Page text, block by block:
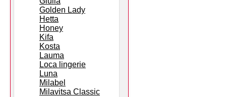
Golden Lady
Hetta
Honey
Kifa
Kosta
Lauma
Loca lingerie
Luna
Milabel
Milavitsa Classic